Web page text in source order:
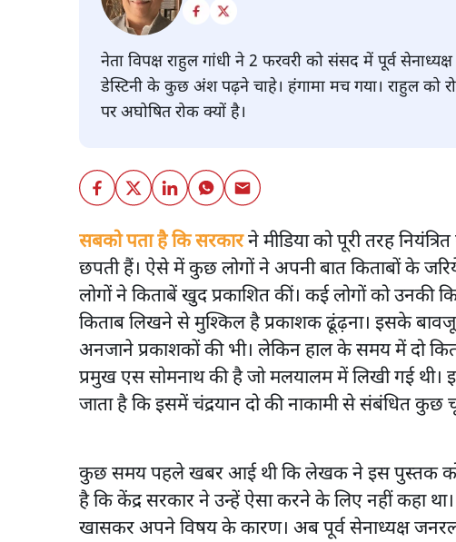
नेता विपक्ष राहुल गांधी ने 2 फरवरी को संसद में पूर्व
डेस्टिनी के कुछ अंश पढ़ने चाहे। हंगामा मच गया। राहुल को
पर अघोषित रोक क्यों है।
सबको पता है कि सरकारने मीडिया को पूरी तरह
छपती हैं। ऐसे में कुछ लोगों ने अपनी बात किताबों के
लोगों ने किताबें खुद प्रकाशित कीं। कई लोगों को
किताब लिखने से मुश्किल है प्रकाशक ढूंढ़ना। इसके
अनजाने प्रकाशकों की भी। लेकिन हाल के समय में दो
प्रमुख एस सोमनाथ की है जो मलयालम में लिखी गई थी।
जाता है कि इसमें चंद्रयान दो की नाकामी से संबंधित कुछ
कुछ समय पहले खबर आई थी कि लेखक ने इस पुस्तक को
है कि केंद्र सरकार ने उन्हें ऐसा करने के लिए नहीं कहा
खासकर अपने विषय के कारण। अब पूर्व सेनाध्यक्ष